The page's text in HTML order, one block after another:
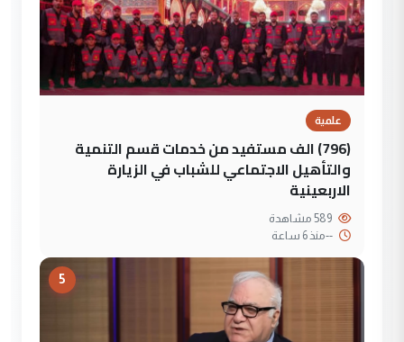
علمية
(796) الف مستفيد من خدمات قسم التنمية
والتأهيل الاجتماعي للشباب في الزيارة
الاربعينية
--منذ 6 ساعة
5